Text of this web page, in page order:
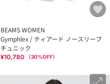
BEAMS WOMEN
Gymphlex / ティアード ノースリーブ
チュニック
¥10,780 （30%OFF）